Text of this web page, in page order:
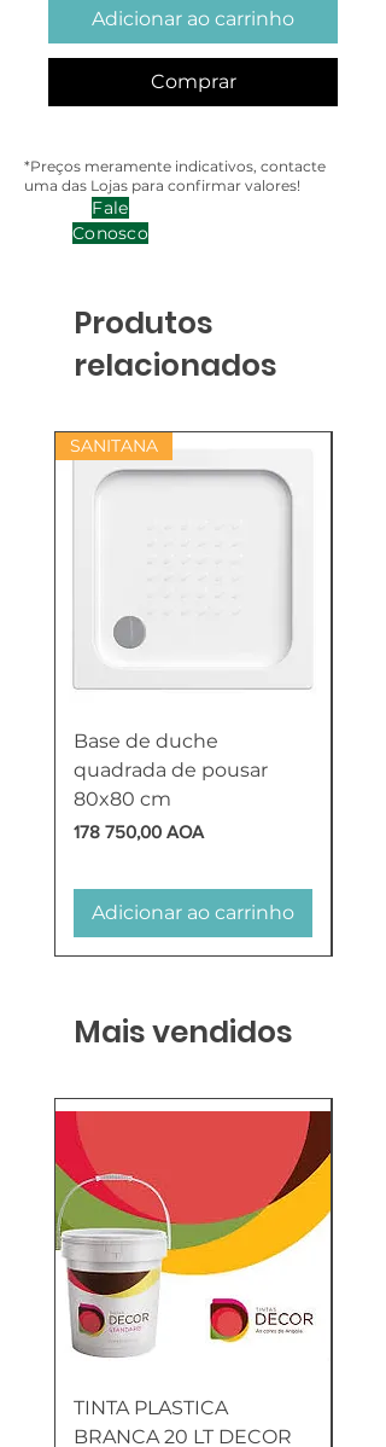
Adicionar ao carrinho
Comprar
*Preços meramente indicativos, contacte
uma das Lojas para confirmar valores!
Fale
Conosco
Produtos
relacionados
SANITANA
Base de duche
quadrada de pousar
80x80 cm
Preço
178 750,00 AOA
Adicionar ao carrinho
Mais vendidos
TINTA PLASTICA
BRANCA 20 LT DECOR